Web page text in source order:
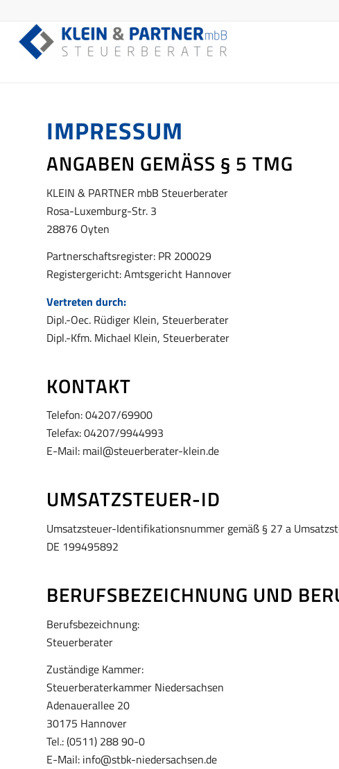
IMPRESSUM
ANGABEN GEMÄSS § 5 TMG
KLEIN & PARTNER mbB Steuerberater
Rosa-Luxemburg-Str. 3
28876 Oyten
Partnerschaftsregister: PR 200029
Registergericht: Amtsgericht Hannover
Vertreten durch:
Dipl.-Oec. Rüdiger Klein, Steuerberater
Dipl.-Kfm. Michael Klein, Steuerberater
KONTAKT
Telefon: 04207/69900
Telefax: 04207/9944993
E-Mail: mail@steuerberater-klein.de
UMSATZSTEUER-ID
Umsatzsteuer-Identifikationsnummer gemäß § 27 a
DE 199495892
BERUFSBEZEICHNUNG UND
Berufsbezeichnung:
Steuerberater
Zuständige Kammer:
Steuerberaterkammer Niedersachsen
Adenauerallee 20
30175 Hannover
Tel.: (0511) 288 90-0
E-Mail: info@stbk-niedersachsen.de